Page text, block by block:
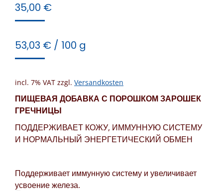
35,00 €
53,03 € / 100 g
incl. 7% VAT zzgl. Versandkosten
ПИЩЕВАЯ ДОБАВКА С ПОРОШКОМ ЗАРОШЕК
ГРЕЧНИЦЫ
ПОДДЕРЖИВАЕТ КОЖУ, ИММУННУЮ СИСТЕМУ
И НОРМАЛЬНЫЙ ЭНЕРГЕТИЧЕСКИЙ ОБМЕН
Поддерживает иммунную систему и увеличивает
усвоение железа.